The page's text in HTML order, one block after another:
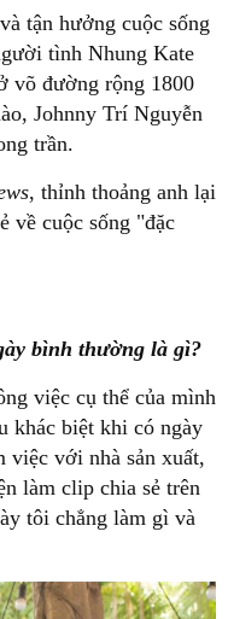
tận hưởng cuộc sống
tình Nhung Kate
võ đường rộng 1800
Johnny Trí Nguyễn
trần.
, thỉnh thoảng anh lại
về cuộc sống "đặc
bình thường là gì?
việc cụ thể của mình
khác biệt khi có ngày
việc với nhà sản xuất,
làm clip chia sẻ trên
tôi chẳng làm gì và